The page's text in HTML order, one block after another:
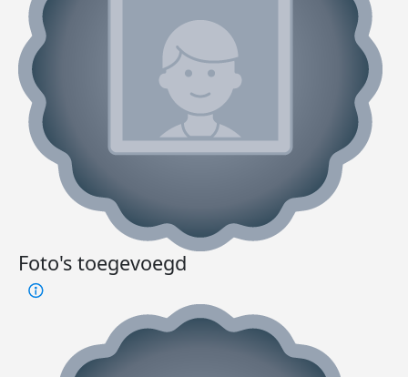
Foto's toegevoegd